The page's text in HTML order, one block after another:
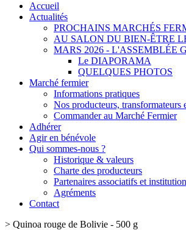
Accueil
Actualités
PROCHAINS MARCHÉS
AU SALON DU BIEN-ÊTRE
MARS 2026 - L'ASSEMBLÉE
Le DIAPORAMA
QUELQUES PHOTOS
Marché fermier
Informations pratiques
Nos producteurs, transformateurs
Commander au Marché Fermier
Adhérer
Agir en bénévole
Qui sommes-nous ?
Historique & valeurs
Charte des producteurs
Partenaires associatifs et
Agréments
Contact
> Quinoa rouge de Bolivie - 500 g